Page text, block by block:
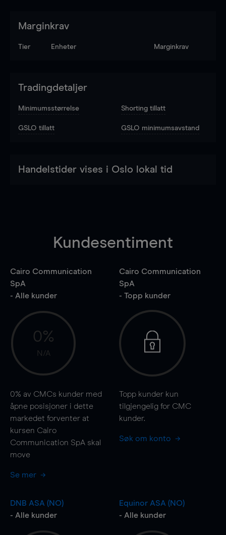
Marginkrav
Tier Enheter Marginkrav
Tradingdetaljer
Minimumsstørrelse Shorting tillatt
GSLO tillatt GSLO minimumsavstand
Handelstider vises i Oslo lokal tid
Kundesentiment
Cairo Communication
SpA
- Alle kunder
0%
N/A
0% av CMCs kunder med
åpne posisjoner i dette
markedet forventer at
kursen Cairo
Communication SpA skal
move
Se mer
Cairo Communication
SpA
- Topp kunder
Topp kunder kun
tilgjengelig for CMC
kunder.
Søk om konto
DNB ASA (NO)
- Alle kunder
Equinor ASA (NO)
- Alle kunder